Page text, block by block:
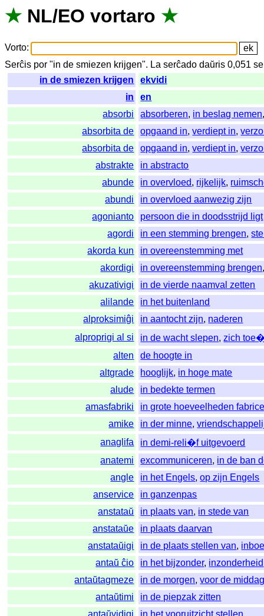
★ NL/EO vortaro ★
Vorto:
Serĉis por "in de smiezen krijgen". La serĉado daŭris 0,051
in de smiezen krijgen
ekvidi
in
en
absorbi
absorberen, in beslag nemen
absorbita de
opgaand in,verdiept in,
absorbita de
opgaand in,verdiept in,
abstrakte
in abstracto
abunde
in overvloed, rijkelijk,
abundi
in overvloed aanwezig zijn
agonianto
persoon die in doodsstrijd ligt
agordi
in een stemming brengen,
akorda kun
in overeenstemming met
akordigi
in overeenstemming brengen
akuzativigi
in de vierde naamval zetten
alilande
in het buitenland
alproksimiĝi
in aantocht zijn, naderen
alproprigi al si
in de wacht slepen,zich
alten
de hoogte in
altgrade
hooglijk, in hoge mate
alude
in bedekte termen
amasfabriki
in grote hoeveelheden
amike
in der minne,
anaglifa
in demi-reli�f uitgevoerd
anatemi
excommuniceren, in de ban
angle
in het Engels,op zijn Engels
anservice
in ganzenpas
anstataŭ
in plaats van, in stede van
anstataŭe
in plaats daarvan
anstataŭigi
in de plaats stellen van,
antaŭ ĉio
in het bijzonder, inzonderheid
antaŭtagmeze
in de morgen,voor de
antaŭtimi
in de piepzak zitten